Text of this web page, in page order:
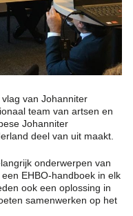
van Johanniter
team van artsen en
Johanniter
deel van uit maakt.
onderwerpen van
EHBO-handboek in elk
ook een oplossing in
samenwerken op het